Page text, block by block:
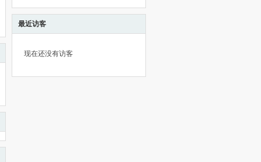
最近访客
现在还没有访客